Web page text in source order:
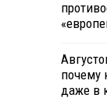
почему
даже в